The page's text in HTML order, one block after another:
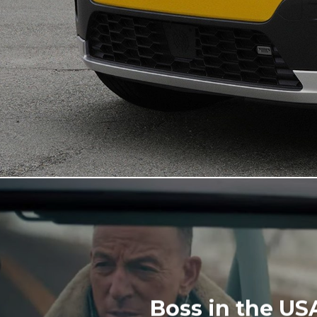
Boss in the